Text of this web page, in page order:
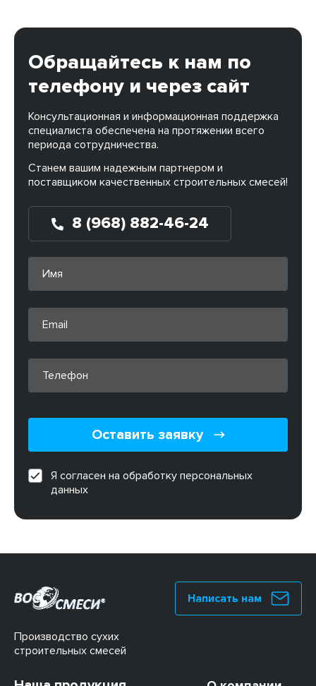
Обращайтесь к нам по
телефону и через сайт
Консультационная и информационная поддержка
специалиста обеспечена на протяжении всего
периода сотрудничества.
Станем вашим надежным партнером и
поставщиком качественных строительных смесей!
8 (968) 882-46-24
Оставить заявку
Я согласен на обработку персональных
данных
Производство сухих
строительных смесей
Написать нам